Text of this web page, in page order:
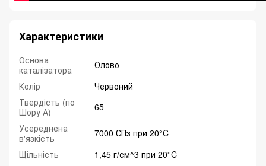
Характеристики
Основа
каталізатора
Олово
Колір
Червоний
Твердість (по
Шору А)
65
Усереднена
в'язкість
7000 СПз при 20°C
Щільність
1,45 г/см^3 при 20°C